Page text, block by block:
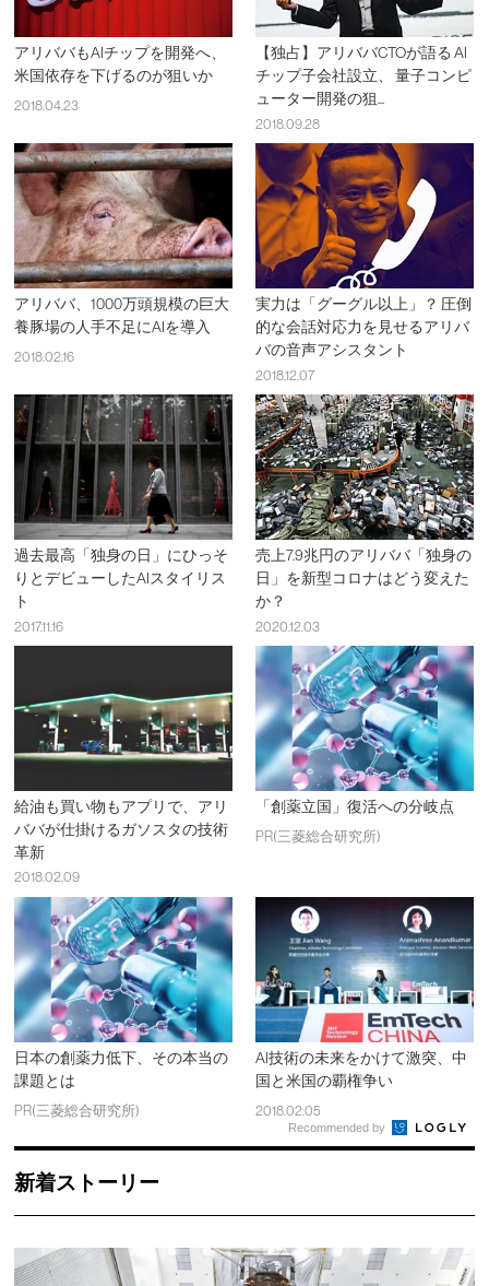
アリババもAIチップを開発へ、
米国依存を下げるのが狙いか
2018.04.23
【独占】アリババCTOが語る AI
チップ子会社設立、 量子コンピ
ューター開発の狙...
2018.09.28
アリババ、1000万頭規模の巨大
養豚場の人手不足にAIを導入
2018.02.16
実力は「グーグル以上」？ 圧倒
的な会話対応力を見せるアリバ
バの音声アシスタント
2018.12.07
過去最高「独身の日」にひっそ
りとデビューしたAIスタイリス
ト
2017.11.16
売上7.9兆円のアリババ「独身の
日」を新型コロナはどう変えた
か？
2020.12.03
給油も買い物もアプリで、アリ
ババが仕掛けるガソスタの技術
革新
2018.02.09
「創薬立国」復活への分岐点
PR(三菱総合研究所)
日本の創薬力低下、その本当の
課題とは
PR(三菱総合研究所)
AI技術の未来をかけて激突、中
国と米国の覇権争い
2018.02.05
Recommended by
新着ストーリー